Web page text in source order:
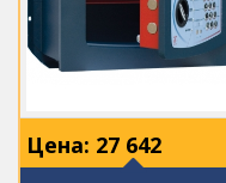
Цена: 27 642